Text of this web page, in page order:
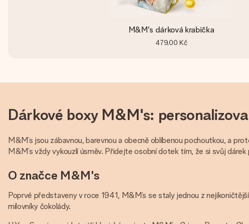
M&M's dárková krabička
479,00 Kč
Dárkové boxy M&M's:
M&M’s jsou zábavnou, barevnou a obecně oblíbenou pochoutkou, a
M&M’s vždy vykouzlí úsměv. Přidejte osobní dotek tím, že si svůj
O značce M&M's
Poprvé představeny v roce 1941, M&M’s se staly jednou z
milovníky čokolády.